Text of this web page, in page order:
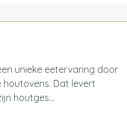
unieke eetervaring door
Dat levert
houtges...